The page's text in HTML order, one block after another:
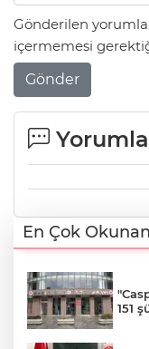
Gönderilen
içermemesi
Gönder
En Çok
151